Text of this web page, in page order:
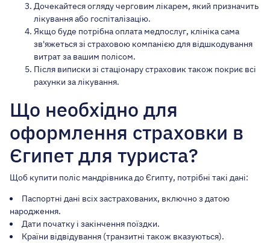
Дочекайтеся огляду черговим лікарем, який призначить
лікування або госпіталізацію.
Якщо буде потрібна оплата медпослуг, клініка сама
зв'яжеться зі страховою компанією для відшкодування
витрат за вашим полісом.
Після виписки зі стаціонару страховик також покриє всі
рахунки за лікування.
Що необхідно для
оформлення страховки в
Єгипет для туриста?
Щоб купити поліс мандрівника до Єгипту, потрібні такі дані:
Паспортні дані всіх застрахованих, включно з датою
народження.
Дати початку і закінчення поїздки.
Країни відвідування (транзитні також вказуються).